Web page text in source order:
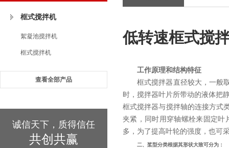
框式搅拌机
絮凝池搅拌机
框式搅拌机
查看全部产品
诚信天下，质得信任
共创共赢
低转速框式搅
工作原理和结构特征
框式搅拌器直径较大，一般
时，搅拌器叶片所带动的液体把
框式搅拌器与搅拌轴的连接方式
夹紧，同时用穿轴螺栓来固定叶
多，为了提高叶轮的强度，也可
二、桨型分类根据其形状大致可分为：